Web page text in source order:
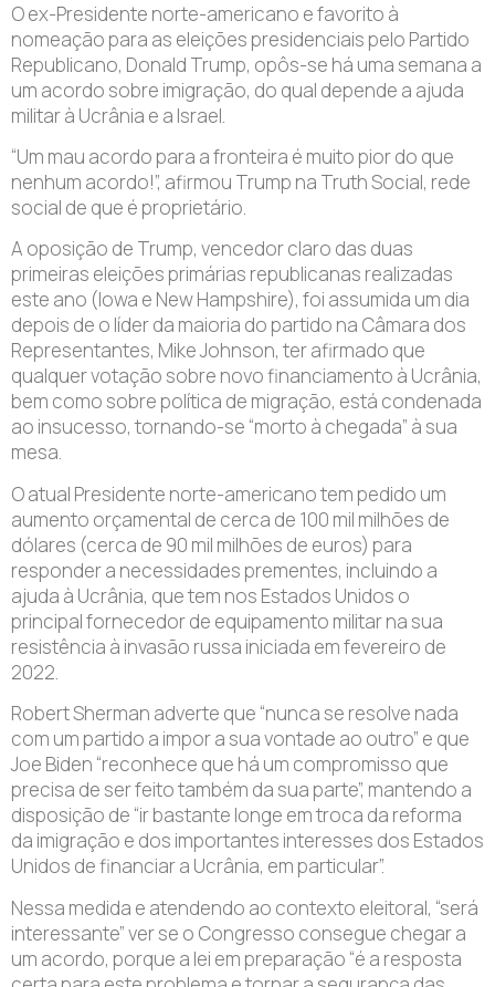
O ex-Presidente norte-americano e favorito à
nomeação para as eleições presidenciais pelo Partido
Republicano, Donald Trump, opôs-se há uma semana a
um acordo sobre imigração, do qual depende a ajuda
militar à Ucrânia e a Israel.
“Um mau acordo para a fronteira é muito pior do que
nenhum acordo!”, afirmou Trump na Truth Social, rede
social de que é proprietário.
A oposição de Trump, vencedor claro das duas
primeiras eleições primárias republicanas realizadas
este ano (Iowa e New Hampshire), foi assumida um dia
depois de o líder da maioria do partido na Câmara dos
Representantes, Mike Johnson, ter afirmado que
qualquer votação sobre novo financiamento à Ucrânia,
bem como sobre política de migração, está condenada
ao insucesso, tornando-se “morto à chegada” à sua
mesa.
O atual Presidente norte-americano tem pedido um
aumento orçamental de cerca de 100 mil milhões de
dólares (cerca de 90 mil milhões de euros) para
responder a necessidades prementes, incluindo a
ajuda à Ucrânia, que tem nos Estados Unidos o
principal fornecedor de equipamento militar na sua
resistência à invasão russa iniciada em fevereiro de
2022.
Robert Sherman adverte que “nunca se resolve nada
com um partido a impor a sua vontade ao outro” e que
Joe Biden “reconhece que há um compromisso que
precisa de ser feito também da sua parte”, mantendo a
disposição de “ir bastante longe em troca da reforma
da imigração e dos importantes interesses dos Estados
Unidos de financiar a Ucrânia, em particular”.
Nessa medida e atendendo ao contexto eleitoral, “será
interessante” ver se o Congresso consegue chegar a
um acordo, porque a lei em preparação “é a resposta